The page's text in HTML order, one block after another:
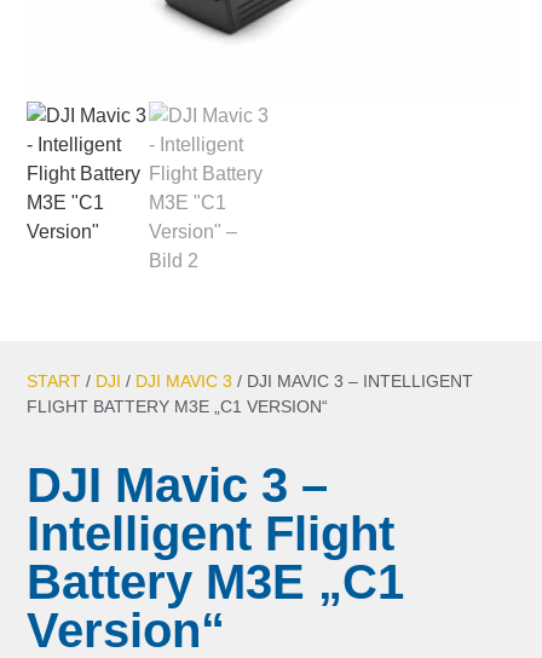
START / DJI / DJI MAVIC 3 / DJI MAVIC 3 – INTELLIGENT
FLIGHT BATTERY M3E „C1 VERSION“
DJI Mavic 3 –
Intelligent Flight
Battery M3E „C1
Version“